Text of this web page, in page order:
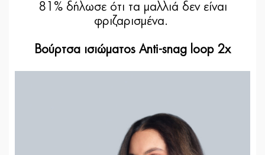
81% δήλωσε ότι τα μαλλιά δεν είναι
φριζαρισμένα.
Βούρτσα ισιώματος Anti-snag loop 2x